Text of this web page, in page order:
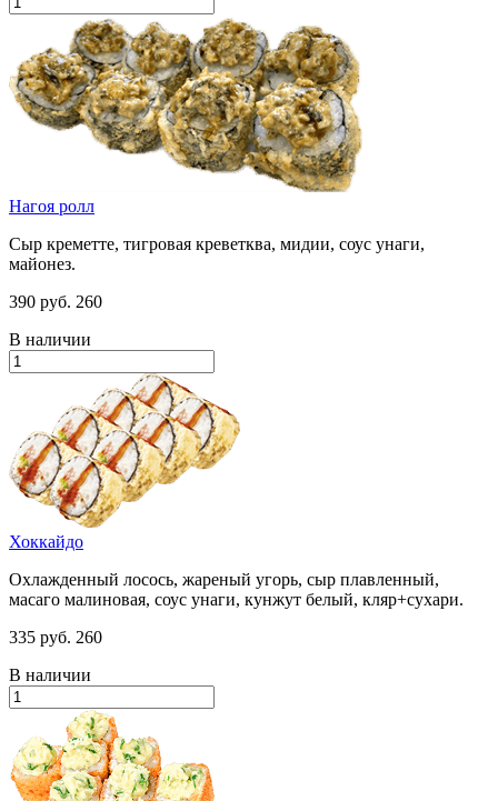
Нагоя ролл
Сыр креметте, тигровая креветква, мидии, соус унаги,
майонез.
390 руб. 260
В наличии
Хоккайдо
Охлажденный лосось, жареный угорь, сыр плавленный,
масаго малиновая, соус унаги, кунжут белый, кляр+сухари.
335 руб. 260
В наличии